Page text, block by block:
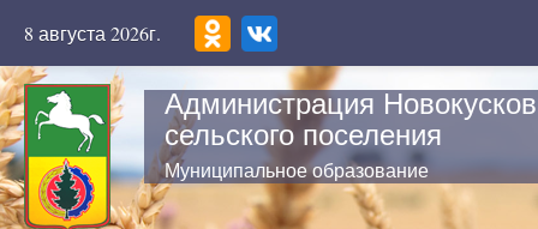
8 августа 2026г.
Администрация
сельского поселения
Муниципальное образование